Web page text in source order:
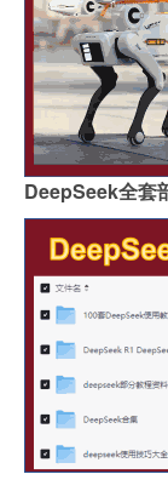
DeepSeek全套